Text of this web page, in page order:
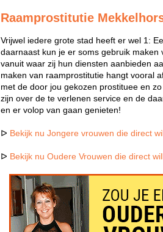
Raamprostitutie
Vrijwel iedere grote stad heeft er wel 1:
daarnaast kun je er soms gebruik
vanuit waar zij hun diensten aanbieden
maken van raamprostitutie hangt vooral
met de door jou gekozen prostituee en
zijn over de te verlenen service en de
en er volop van gaan genieten!
ᐅ Bekijk nu Jongere vrouwen die direct
ᐅ Bekijk nu Oudere Vrouwen die direct